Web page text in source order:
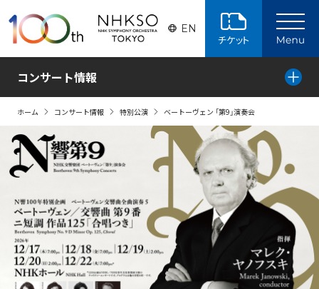
EN
コンサート情報
ホーム コンサート情報 特別公演 ベートーヴェン 「第9」演奏会